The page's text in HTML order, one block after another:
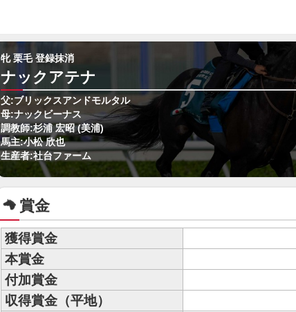
牝 栗毛 登録抹消
ナックアテナ
父:ブリックスアンドモルタル
母:ナックビーナス
調教師:杉浦 宏昭 (美浦)
馬主:小松 欣也
生産者:社台ファーム
賞金
獲得賞金
本賞金
付加賞金
収得賞金（平地）